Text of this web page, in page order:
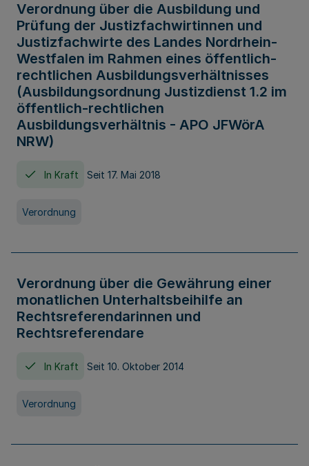
Verordnung über die Ausbildung und
Prüfung der Justizfachwirtinnen und
Justizfachwirte des Landes Nordrhein-
Westfalen im Rahmen eines öffentlich-
rechtlichen Ausbildungsverhältnisses
(Ausbildungsordnung Justizdienst 1.2 im
öffentlich-rechtlichen
Ausbildungsverhältnis - APO JFWörA
NRW)
In Kraft Seit 17. Mai 2018
Verordnung
Verordnung über die Gewährung einer
monatlichen Unterhaltsbeihilfe an
Rechtsreferendarinnen und
Rechtsreferendare
In Kraft Seit 10. Oktober 2014
Verordnung